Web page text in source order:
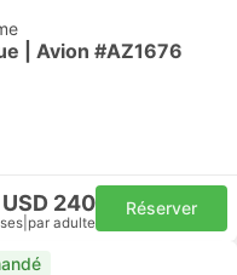
| Avion #AZ1676
USD 240
par adulte
Réserver